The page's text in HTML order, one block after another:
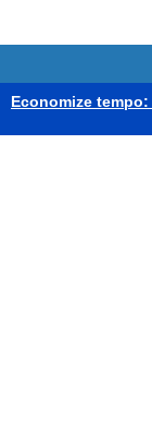
Economize tempo: